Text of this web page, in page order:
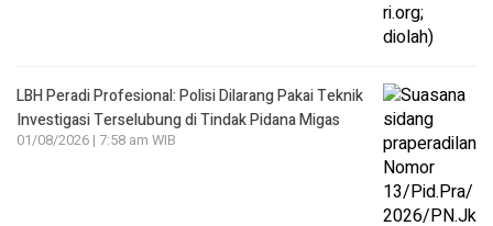
LBH Peradi Profesional: Polisi Dilarang Pakai Teknik
Investigasi Terselubung di Tindak Pidana Migas
01/08/2026 | 7:58 am WIB